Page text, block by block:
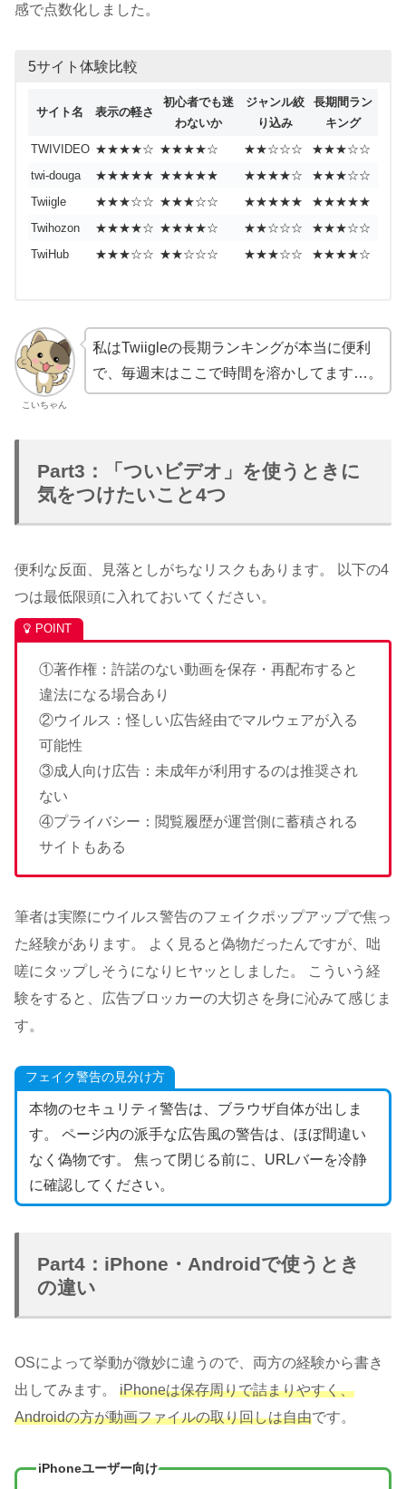
感で点数化しました。
5サイト体験比較
サイト名 表示の軽さ
初心者でも迷
わないか
ジャンル絞
り込み
長期間ラン
キング
TWIVIDEO ★★★★☆ ★★★★☆ ★★☆☆☆
★★★☆☆
twi-douga
★★★★★ ★★★★★ ★★★★☆
★★★☆☆
Twiigle
★★★☆☆ ★★★☆☆ ★★★★★
★★★★★
Twihozon
★★★★☆ ★★★★☆ ★★☆☆☆
★★★☆☆
TwiHub
★★★☆☆ ★★☆☆☆ ★★★☆☆ ★★★★☆
こいちゃん
私はTwiigleの長期ランキングが本当に便利
で、毎週末はここで時間を溶かしてます…。
Part3：「ついビデオ」を使うときに
気をつけたいこと4つ
便利な反面、見落としがちなリスクもあります。 以下の4
つは最低限頭に入れておいてください。
①著作権：許諾のない動画を保存・再配布すると
違法になる場合あり
②ウイルス：怪しい広告経由でマルウェアが入る
可能性
③成人向け広告：未成年が利用するのは推奨され
ない
④プライバシー：閲覧履歴が運営側に蓄積される
サイトもある
筆者は実際にウイルス警告のフェイクポップアップで焦っ
た経験があります。 よく見ると偽物だったんですが、咄
嗟にタップしそうになりヒヤッとしました。 こういう経
験をすると、広告ブロッカーの大切さを身に沁みて感じま
す。
フェイク警告の見分け方
本物のセキュリティ警告は、ブラウザ自体が出しま
す。 ページ内の派手な広告風の警告は、ほぼ間違い
なく偽物です。 焦って閉じる前に、URLバーを冷静
に確認してください。
Part4：iPhone・Androidで使うとき
の違い
OSによって挙動が微妙に違うので、両方の経験から書き
出してみます。 iPhoneは保存周りで詰まりやすく、
Androidの方が動画ファイルの取り回しは自由です。
iPhoneユーザー向け